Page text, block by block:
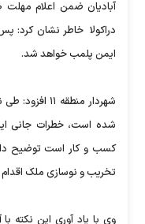
دراکولا خاطر نشان کرد:
ایمن پلمب خواهد شد.
شهردار منطقه
شده است، خطرات جانی
کسب و کار است توضیح
تخریب و نوسازی ملک اقدام
وی با یاد آوری این نکته